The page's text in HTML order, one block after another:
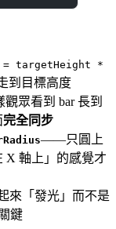
= targetHeight *
到目標高度
眾看到 bar 長到
完全同步
——只圓上
X 軸上」的感覺才
來「發光」而不是
鍵